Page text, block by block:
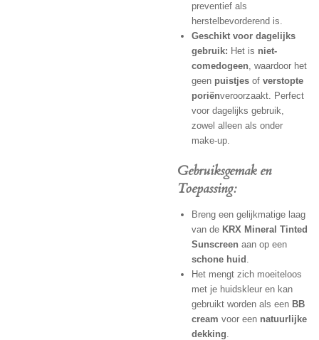
preventief als
herstelbevorderend is.
Geschikt voor dagelijks
gebruik: Het is niet-
comedogeen, waardoor het
geen puistjesof verstopte
poriënveroorzaakt. Perfect
voor dagelijks gebruik,
zowel alleen als onder
make-up.
Gebruiksgemak en
Toepassing:
Breng een gelijkmatige laag
van de KRX Mineral Tinted
Sunscreen aan op een
schone huid
Het mengt zich moeiteloos
met je huidskleur en kan
gebruikt worden als een BB
cream voor een natuurlijke
dekking